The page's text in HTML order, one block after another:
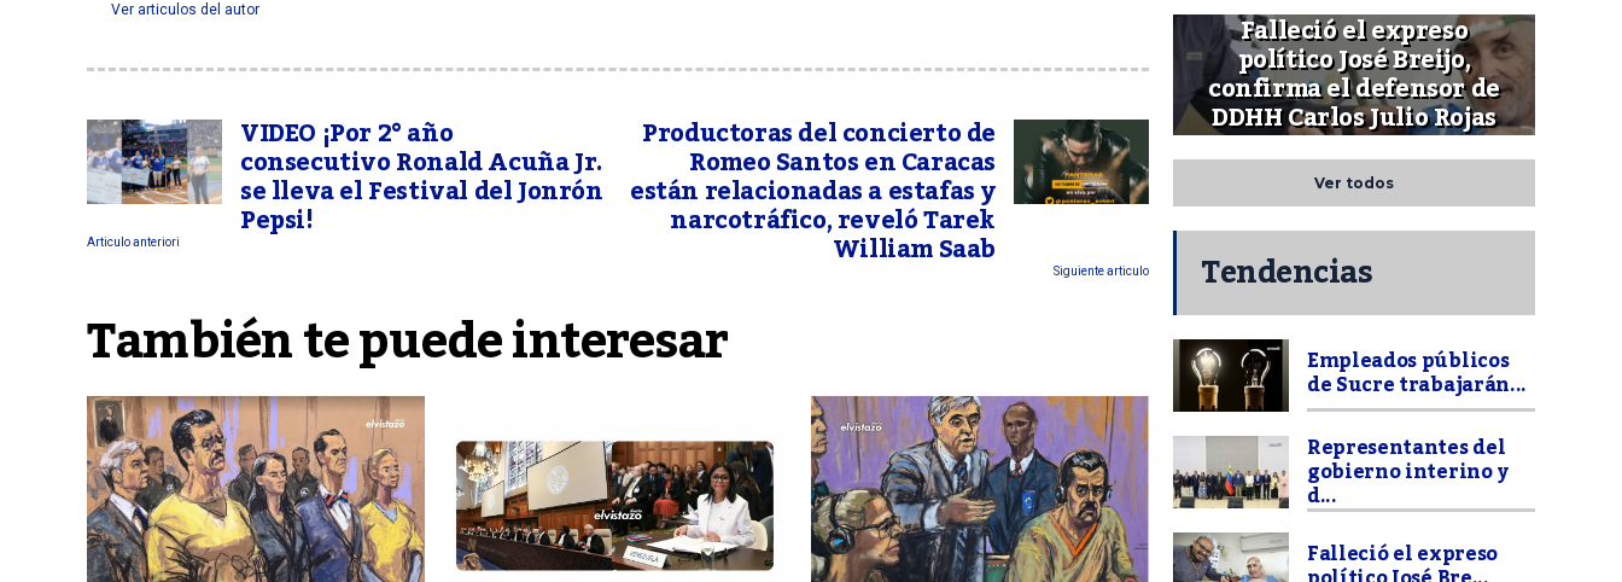
Ver articulos del autor
VIDEO ¡Por 2° año
consecutivo Ronald Acuña Jr.
se lleva el Festival del Jonrón
Pepsi!
Articulo anteriori
Productoras del concierto de
Romeo Santos en Caracas
están relacionadas a estafas y
narcotráfico, reveló Tarek
William Saab Siguiente articulo
También te puede interesar
Falleció el expreso
político José Breijo,
confirma el defensor de
DDHH Carlos Julio Rojas
Ver todos
Tendencias
Empleados públicos
de Sucre trabajarán...
Representantes del
gobierno interino y
d...
Falleció el expreso